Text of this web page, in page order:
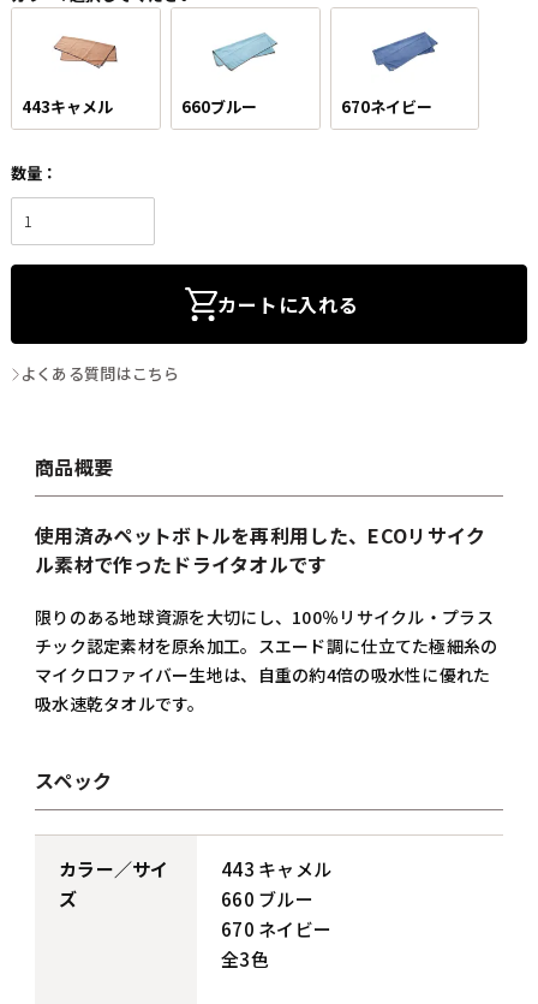
443キャメル 660ブルー 670ネイビー
カートに入れる
よくある質問はこちら
商品概要
使用済みペットボトルを再利用した、ECOリサイク
ル素材で作ったドライタオルです
限りのある地球資源を大切にし、100％リサイクル・プラス
チック認定素材を原糸加工。スエード調に仕立てた極細糸の
マイクロファイバー生地は、自重の約4倍の吸水性に優れた
吸水速乾タオルです。
スペック
カラー／サイ
ズ
443 キャメル
660 ブルー
670 ネイビー
全3色